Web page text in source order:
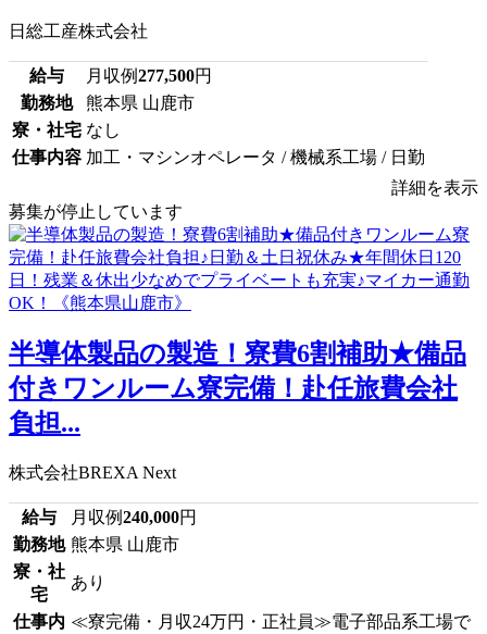
日総工産株式会社
給与 月収例277,500円
勤務地
熊本県 山鹿市
寮・社宅 なし
仕事内容 加工・マシンオペレータ / 機械系工場 / 日勤
詳細を表示
募集が停止しています
半導体製品の製造！寮費6割補助★備品
付きワンルーム寮完備！赴任旅費会社
負担...
株式会社BREXA Next
給与 月収例240,000円
勤務地 熊本県 山鹿市
寮・社
宅
あり
仕事内 ≪寮完備・月収24万円・正社員≫電子部品系工場で